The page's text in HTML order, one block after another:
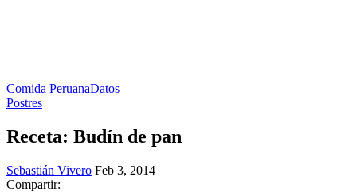
Comida PeruanaDatos
Postres
Receta: Budín de pan
Sebastián Vivero Feb 3, 2014
Compartir: